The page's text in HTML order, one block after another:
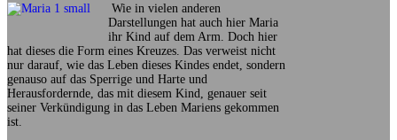
Wie in vielen anderen
Darstellungen hat auch hier Maria
ihr Kind auf dem Arm. Doch hier
hat dieses die Form eines Kreuzes. Das verweist nicht
nur darauf, wie das Leben dieses Kindes endet, sondern
genauso auf das Sperrige und Harte und
Herausfordernde, das mit diesem Kind, genauer seit
seiner Verkündigung in das Leben Mariens gekommen
ist.